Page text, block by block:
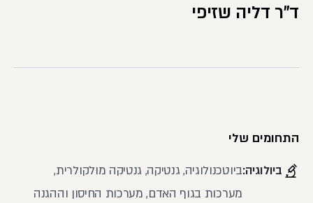
ד"ר דליה שזיפי
התחומים שלי
ביולוגיה:ביוטכנולוגיה, גנטיקה, גנטיקה מולקולרית,
מערכות בגוף האדם, מערכות החיסון וההגנה